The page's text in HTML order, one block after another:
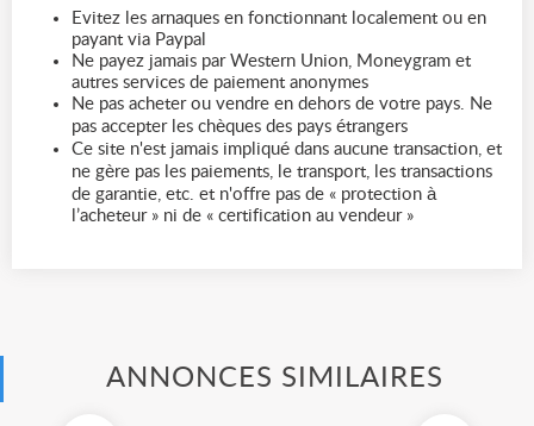
Evitez les arnaques en fonctionnant localement ou en
payant via Paypal
Ne payez jamais par Western Union, Moneygram et
autres services de paiement anonymes
Ne pas acheter ou vendre en dehors de votre pays. Ne
pas accepter les chèques des pays étrangers
Ce site n'est jamais impliqué dans aucune transaction, et
ne gère pas les paiements, le transport, les transactions
de garantie, etc. et n'offre pas de « protection à
l’acheteur » ni de « certification au vendeur »
ANNONCES SIMILAIRES